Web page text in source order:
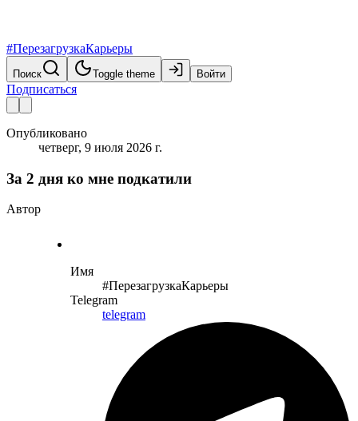
#ПерезагрузкаКарьеры
Поиск Toggle theme Войти
Подписаться
Опубликовано
четверг, 9 июля 2026 г.
За 2 дня ко мне подкатили
Автор
Имя
#ПерезагрузкаКарьеры
Telegram
telegram